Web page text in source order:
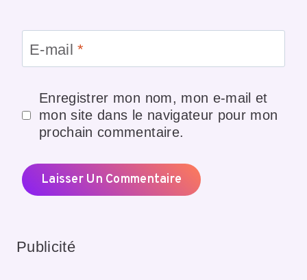
E-mail*
Enregistrer mon nom, mon e-mail et
mon site dans le navigateur pour mon
prochain commentaire.
Publicité